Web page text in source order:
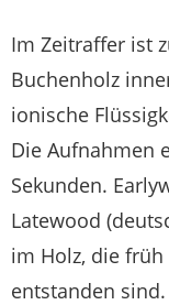
Im Zeitraffer ist
Buchenholz
ionische
Die Aufnahmen
Sekunden.
Latewood
im Holz, die
entstanden